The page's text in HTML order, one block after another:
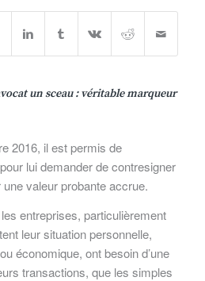
un sceau : véritable marqueur
2016, il est permis de
lui demander de contresigner
valeur probante accrue.
entreprises, particulièrement
leur situation personnelle,
économique, ont besoin d’une
transactions, que les simples